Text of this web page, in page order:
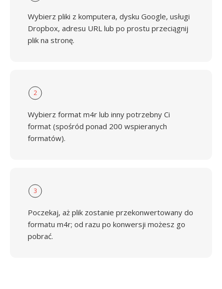
Wybierz pliki z komputera, dysku Google, usługi
Dropbox, adresu URL lub po prostu przeciągnij
plik na stronę.
2
Wybierz format m4r lub inny potrzebny Ci
format (spośród ponad 200 wspieranych
formatów).
3
Poczekaj, aż plik zostanie przekonwertowany do
formatu m4r; od razu po konwersji możesz go
pobrać.